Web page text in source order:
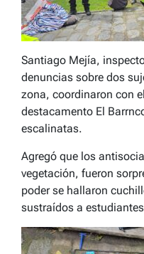
Santiago Mejía,
denuncias sobre dos
zona, coordinaron con
destacamento El
escalinatas.
Agregó que los
vegetación, fueron
poder se hallaron
sustraídos a